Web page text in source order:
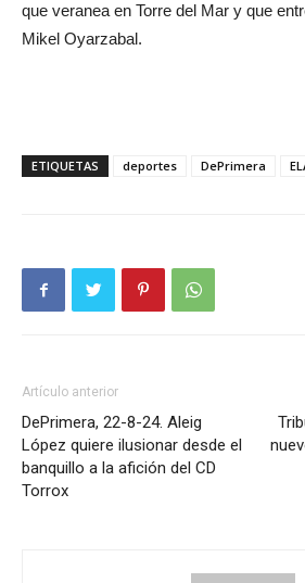
que veranea en Torre del Mar y que
Mikel Oyarzabal.
ETIQUETAS deportes DePrimera
Artículo anterior
DePrimera, 22-8-24. Aleig
López quiere ilusionar desde el
banquillo a la afición del CD
Torrox